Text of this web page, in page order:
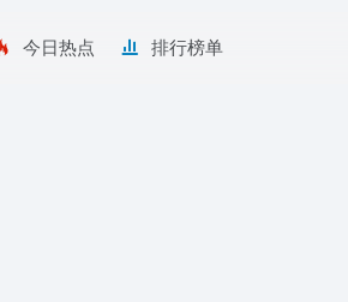
今日热点 排行榜单